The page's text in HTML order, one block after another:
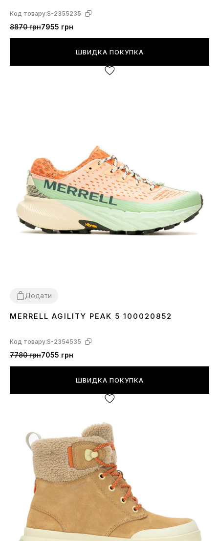
Код товару:S-2355235
8870 грн7955 грн
ШВИДКА ПОКУПКА
Додати
36
MERRELL AGILITY PEAK 5 100020852
Код товару:S-2354535
7780 грн7055 грн
ШВИДКА ПОКУПКА